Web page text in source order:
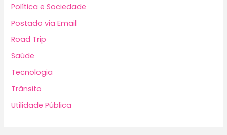
Política e Sociedade
Postado via Email
Road Trip
Saúde
Tecnologia
Trânsito
Utilidade Pública